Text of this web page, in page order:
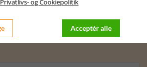
os sammen tale videre om dette.
videre med dig.
og Cookiepolitik
Acceptér alle